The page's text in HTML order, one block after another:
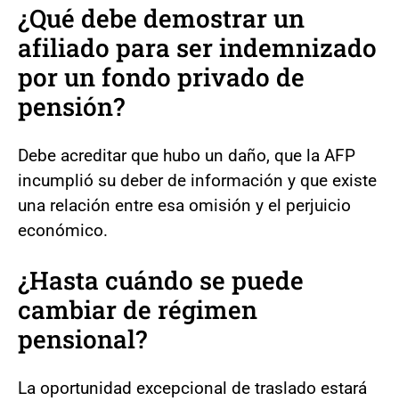
¿Qué debe demostrar un
afiliado para ser indemnizado
por un fondo privado de
pensión?
Debe acreditar que hubo un daño, que la AFP
incumplió su deber de información y que existe
una relación entre esa omisión y el perjuicio
económico.
¿Hasta cuándo se puede
cambiar de régimen
pensional?
La oportunidad excepcional de traslado estará